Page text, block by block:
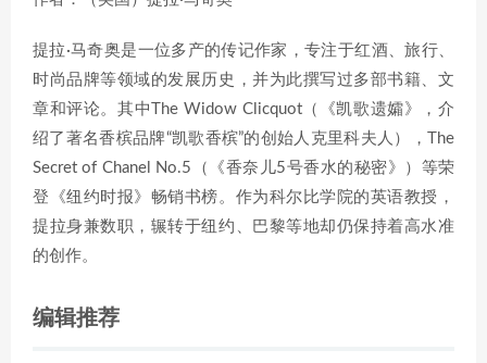
提拉·马奇奥是一位多产的传记作家，专注于红酒、旅行、
时尚品牌等领域的发展历史，并为此撰写过多部书籍、文
章和评论。其中The Widow Clicquot（《凯歌遗孀》，介
绍了著名香槟品牌“凯歌香槟”的创始人克里科夫人），The
Secret of Chanel No.5（《香奈儿5号香水的秘密》）等荣
登《纽约时报》畅销书榜。作为科尔比学院的英语教授，
提拉身兼数职，辗转于纽约、巴黎等地却仍保持着高水准
的创作。
编辑推荐